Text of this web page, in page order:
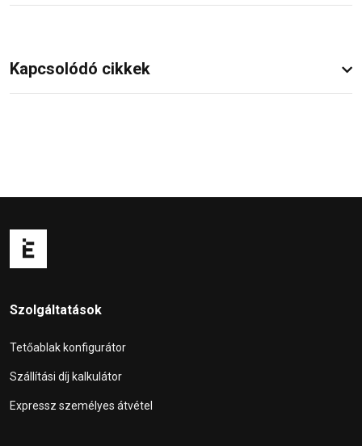
Kapcsolódó cikkek
Szolgáltatások
Tetőablak konfigurátor
Szállítási díj kalkulátor
Expressz személyes átvétel